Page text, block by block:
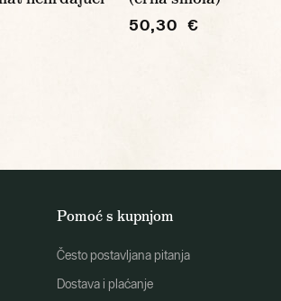
50,30 €
Pomoć s kupnjom
Često postavljana pitanja
Dostava i plaćanje